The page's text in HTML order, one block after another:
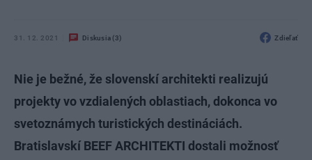
31. 12. 2021 Diskusia (3) Zdieľať
Nie je bežné, že slovenskí architekti realizujú
projekty vo vzdialených oblastiach, dokonca vo
svetoznámych turistických destináciách.
Bratislavskí BEEF ARCHITEKTI dostali možnosť